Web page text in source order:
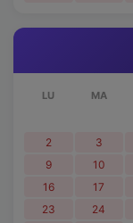
LU MA
2
3
9
10
16
17
23
24